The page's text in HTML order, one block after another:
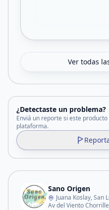
Ver todas
¿Detectaste un problema?
Enviá un reporte si este
plataforma.
Sano Origen
Juana Koslay, San